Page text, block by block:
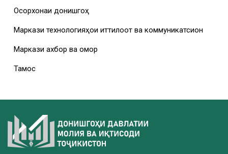
Осорхонаи донишгоҳ
Маркази технологияҳои иттилоотӣ ва коммуникатсионӣ
Маркази ахбор ва омор
Тамос